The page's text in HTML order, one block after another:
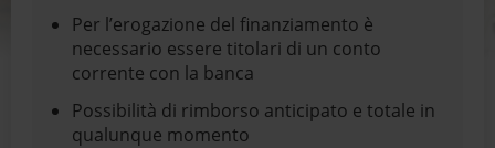
Per l’erogazione del finanziamento è
necessario essere titolari di un conto
corrente con la banca
Possibilità di rimborso anticipato e totale in
qualunque momento